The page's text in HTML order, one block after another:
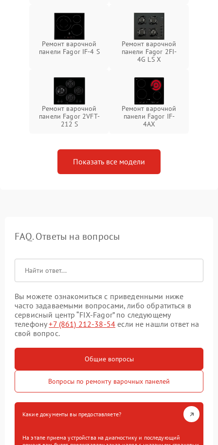
Ремонт варочной
панели Fagor IF-4 S
Ремонт варочной
панели Fagor 2FI-
4G LS X
Ремонт варочной
панели Fagor 2VFT-
212 S
Ремонт варочной
панели Fagor IF-
4AX
Показать все модели
FAQ. Ответы на вопросы
Вы можете ознакомиться с приведенными ниже
часто задаваемыми вопросами, либо обратиться в
сервисный центр “FIX-Fagor” по следующему
телефону+7 (861) 212-38-54 если не нашли ответ на
свой вопрос.
Общие вопросы
Вопросы по ремонту варочных панелей
Какие документы вы предоставляете?
На этапе приема устройства на диагностику и последующий